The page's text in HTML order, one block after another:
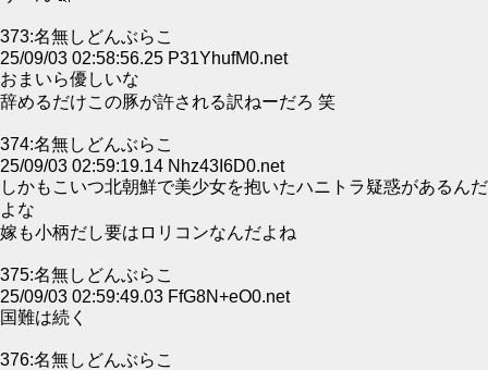
373:名無しどんぶらこ
25/09/03 02:58:56.25 P31YhufM0.net
おまいら優しいな
辞めるだけこの豚が許される訳ねーだろ 笑
374:名無しどんぶらこ
25/09/03 02:59:19.14 Nhz43I6D0.net
しかもこいつ北朝鮮で美少女を抱いたハニトラ疑惑があるんだ
よな
嫁も小柄だし要はロリコンなんだよね
375:名無しどんぶらこ
25/09/03 02:59:49.03 FfG8N+eO0.net
国難は続く
376:名無しどんぶらこ